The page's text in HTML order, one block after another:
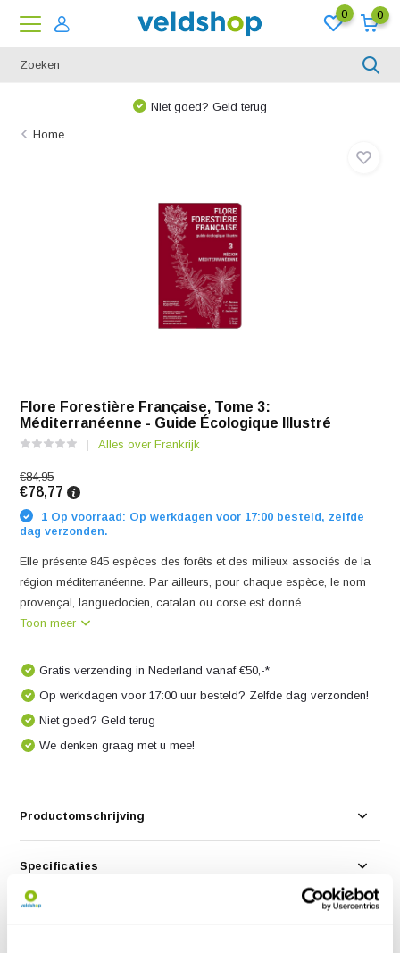
0 0
Niet goed? Geld terug
Home
Flore Forestière Française, Tome 3:
Méditerranéenne - Guide Écologique Illustré
Alles over Frankrijk
€84,95
€78,77
1 Op voorraad: Op werkdagen voor 17:00 besteld, zelfde
dag verzonden.
Elle présente 845 espèces des forêts et des milieux associés de la
région méditerranéenne. Par ailleurs, pour chaque espèce, le nom
provençal, languedocien, catalan ou corse est donné....
Toon meer
Gratis verzending in Nederland vanaf €50,-*
Op werkdagen voor 17:00 uur besteld? Zelfde dag verzonden!
Niet goed? Geld terug
We denken graag met u mee!
Productomschrijving
Specificaties